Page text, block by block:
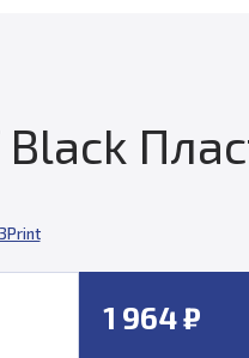
Black
1 964 ₽